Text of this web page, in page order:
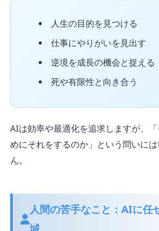
人生の目的を見つける
仕事にやりがいを見出す
逆境を成長の機会と捉える
死や有限性と向き合う
AIは効率や最適化を追求しますが、
めにそれをするのか」という問いに
ん。
人間の苦手なこと：AIに任